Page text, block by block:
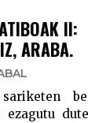
II:
ARABA.